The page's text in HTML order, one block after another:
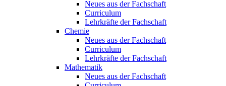
Neues aus der Fachschaft
Curriculum
Lehrkräfte der Fachschaft
Chemie
Neues aus der Fachschaft
Curriculum
Lehrkräfte der Fachschaft
Mathematik
Neues aus der Fachschaft